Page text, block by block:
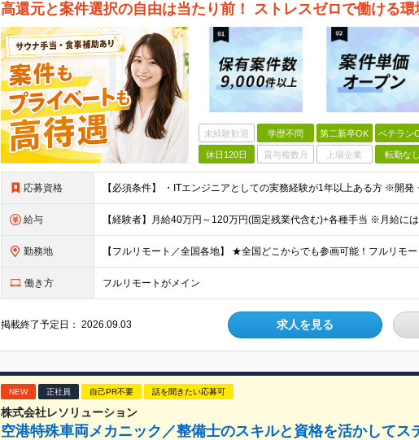
高還元と案件選択の自由は当たり前！ ストレスゼロで働ける環
未経験歓迎 学歴不問 第二新卒OK ベテラン
休日120日 賞与複数月 上場企業 転勤なし
応募資格
給与
勤務地
働き方 フルリモートがメイン
掲載終了予定日：2026.09.03 求人を見る
NEW 正社員 自己PR不要 話を聞きたい応募可
株式会社レソリューション
空港特殊車両メカニック／整備士のスキルと資格を活かしてス